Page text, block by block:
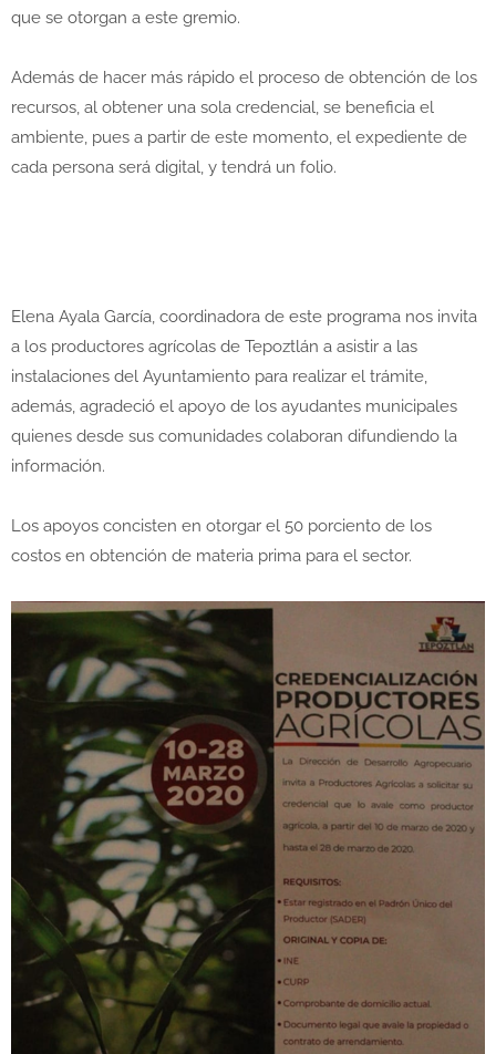
que se otorgan a este gremio.
Además de hacer más rápido el proceso de obtención de los
recursos, al obtener una sola credencial, se beneficia el
ambiente, pues a partir de este momento, el expediente de
cada persona será digital, y tendrá un folio.
Elena Ayala García, coordinadora de este programa nos invita
a los productores agrícolas de Tepoztlán a asistir a las
instalaciones del Ayuntamiento para realizar el trámite,
además, agradeció el apoyo de los ayudantes municipales
quienes desde sus comunidades colaboran difundiendo la
información.
Los apoyos concisten en otorgar el 50 porciento de los
costos en obtención de materia prima para el sector.